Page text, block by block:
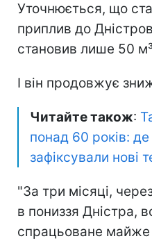
Уточнюється, що
приплив до
становив лише 50
І він продовжує
Читайте також:
понад 60 років: де
зафіксували нові
"За три місяці,
в пониззя Дністра,
спрацьоване